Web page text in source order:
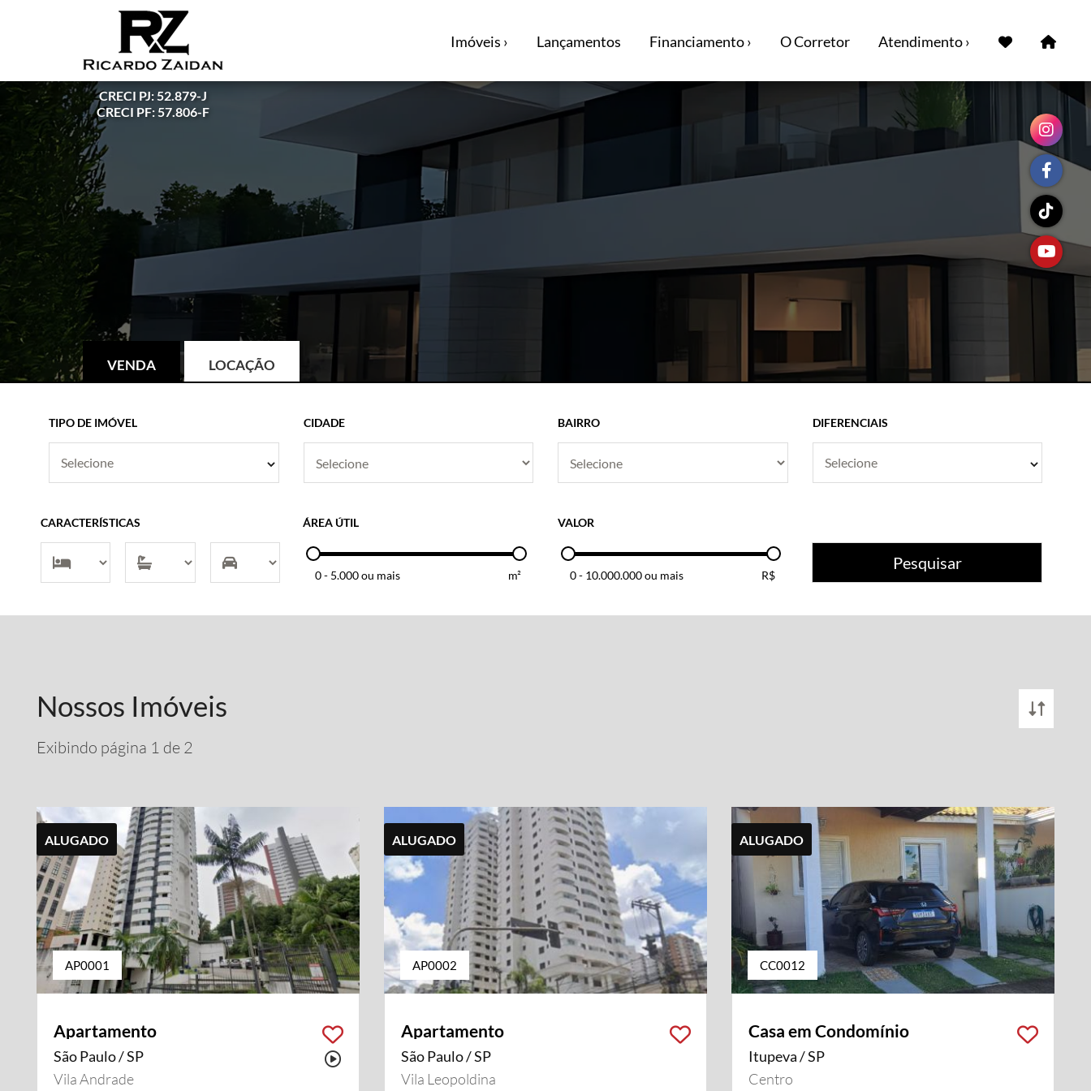
CRECI PJ: 52.879-J
CRECI PF: 57.806-F
Imóveis › Lançamentos Financiamento › O Corretor Atendimento ›
VENDA LOCAÇÃO
TIPO DE IMÓVEL
Selecione
CIDADE BAIRRO DIFERENCIAIS
Selecione
CARACTERÍSTICAS ÁREA ÚTIL
0 - 5.000 ou mais m²
VALOR
0- 10.000.000 ou mais R$
Pesquisar
Nossos Imóveis
Exibindo página 1 de 2
ALUGADO
Possui vídeo
AP0001
Apartamento
São Paulo / SP
Vila Andrade
ALUGADO
AP0002
Apartamento
São Paulo / SP
Vila Leopoldina
ALUGADO
CC0012
Casa em Condomínio
Itupeva / SP
Centro